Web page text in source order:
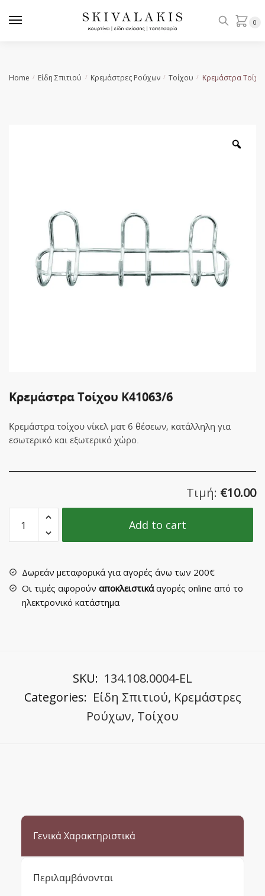
0
Home / Είδη Σπιτιού / Κρεμάστρες Ρούχων / Τοίχου / Κρεμάστρα
Κρεμάστρα Τοίχου K41063/6
Κρεμάστρα τοίχου νίκελ ματ 6 θέσεων, κατάλληλη για
εσωτερικό και εξωτερικό χώρο.
Τιμή: €10.00
Κρεμάστρα
Τοίχου
K41063/6
Add to cart
Δωρεάν μεταφορικά για αγορές άνω των 200€
Οι τιμές αφορούν αποκλειστικάαγορές online από το
ηλεκτρονικό κατάστημα
SKU: 134.108.0004-EL
Categories: Είδη Σπιτιού, Κρεμάστρες
Ρούχων, Τοίχου
Γενικά Χαρακτηριστικά
Περιλαμβάνονται